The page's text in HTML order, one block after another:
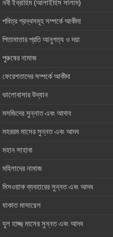
নবী ইব্রাহিম (আলাইহিস সালাম)
পবিত্র গ্রন্থসমূহ সম্পর্কে আকীদা
পিতামাতার প্রতি আনুগত্য ও ‎দয়া
পুরুষের নামাজ
ফেরেশতাদের সম্পর্কে আকীদা
ভালোবাসার ‎উদ্যান
মসজিদের সুন্নাত এবং আদাব
মহররম মাসের সুন্নত এবং আদব
মহান সাহাবা
মহিলাদের নামাজ
মিসওয়াক ব্যবহারের সুন্নত এবং আদব
যাকাত মাসায়েল
যুল হাজ্জ্ মাসের সুন্নত এবং আদব